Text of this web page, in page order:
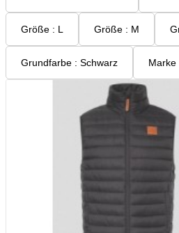
Größe : L Größe : M
Grundfarbe : Schwarz